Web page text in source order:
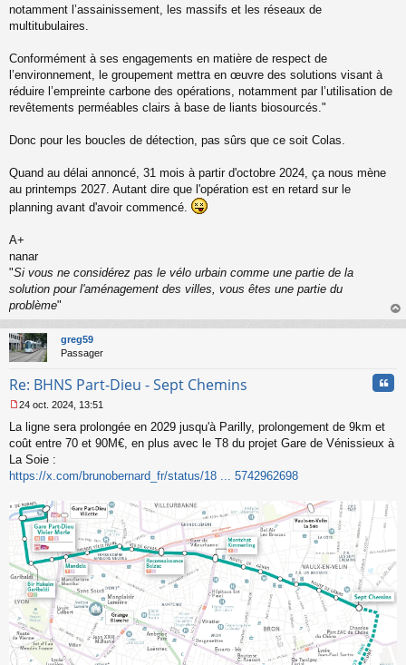
u
notamment l’assainissement, les massifs et les réseaux de
multitubulaires.
Conformément à ses engagements en matière de respect de
l’environnement, le groupement mettra en œuvre des solutions visant à
réduire l’empreinte carbone des opérations, notamment par l’utilisation de
revêtements perméables clairs à base de liants biosourcés."
Donc pour les boucles de détection, pas sûrs que ce soit Colas.
Quand au délai annoncé, 31 mois à partir d'octobre 2024, ça nous mène
au printemps 2027. Autant dire que l'opération est en retard sur le
planning avant d'avoir commencé.
A+
nanar
"Si vous ne considérez pas le vélo urbain comme une partie de la
solution pour l'aménagement des villes, vous êtes une partie du
problème"
au
greg59
Passager
Re: BHNS Part-Dieu - Sept Chemins
e
s
s
g
n
o
n
24 oct. 2024, 13:51
La ligne sera prolongée en 2029 jusqu'à Parilly, prolongement de 9km et
coût entre 70 et 90M€, en plus avec le T8 du projet Gare de Vénissieux à
La Soie :
https://x.com/brunobernard_fr/status/18 ... 5742962698